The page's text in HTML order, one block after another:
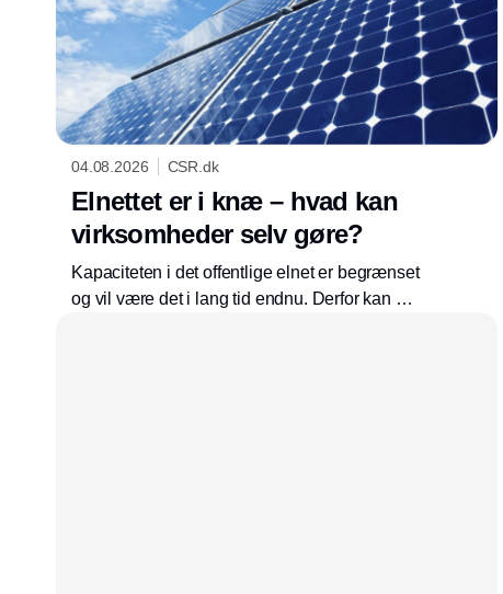
04.08.2026 CSR.dk
Elnettet er i knæ – hvad kan
virksomheder selv gøre?
Kapaciteten i det offentlige elnet er begrænset
og vil være det i lang tid endnu. Derfor kan det